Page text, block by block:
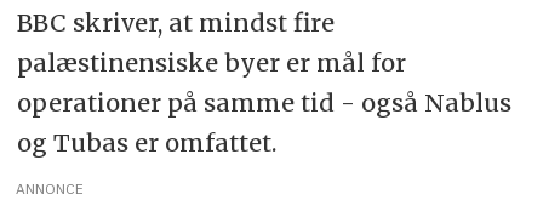
BBC skriver, at mindst fire
palæstinensiske byer er mål for
operationer på samme tid - også Nablus
og Tubas er omfattet.
ANNONCE